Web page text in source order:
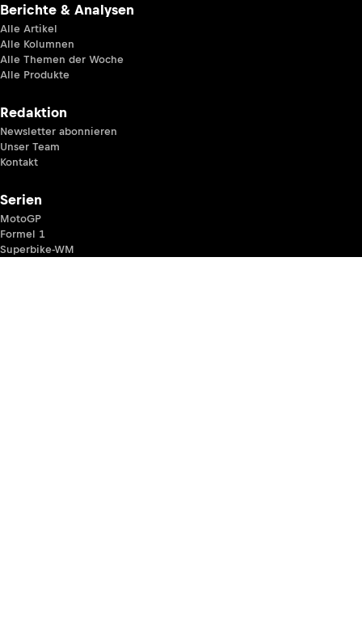
Berichte & Analysen
Alle Artikel
Alle Kolumnen
Alle Themen der Woche
Alle Produkte
Redaktion
Newsletter abonnieren
Unser Team
Kontakt
Serien
MotoGP
Formel 1
Superbike-WM